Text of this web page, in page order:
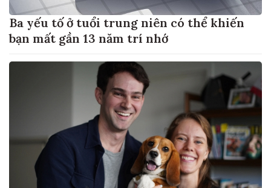
Ba yếu tố ở tuổi trung niên có thể khiến
bạn mất gần 13 năm trí nhớ